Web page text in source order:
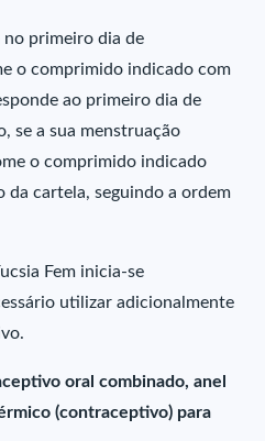
no primeiro dia de
o comprimido indicado com
ao primeiro dia de
se a sua menstruação
o comprimido indicado
da cartela, seguindo a ordem
Fem inicia-se
utilizar adicionalmente
oral combinado, anel
(contraceptivo) para